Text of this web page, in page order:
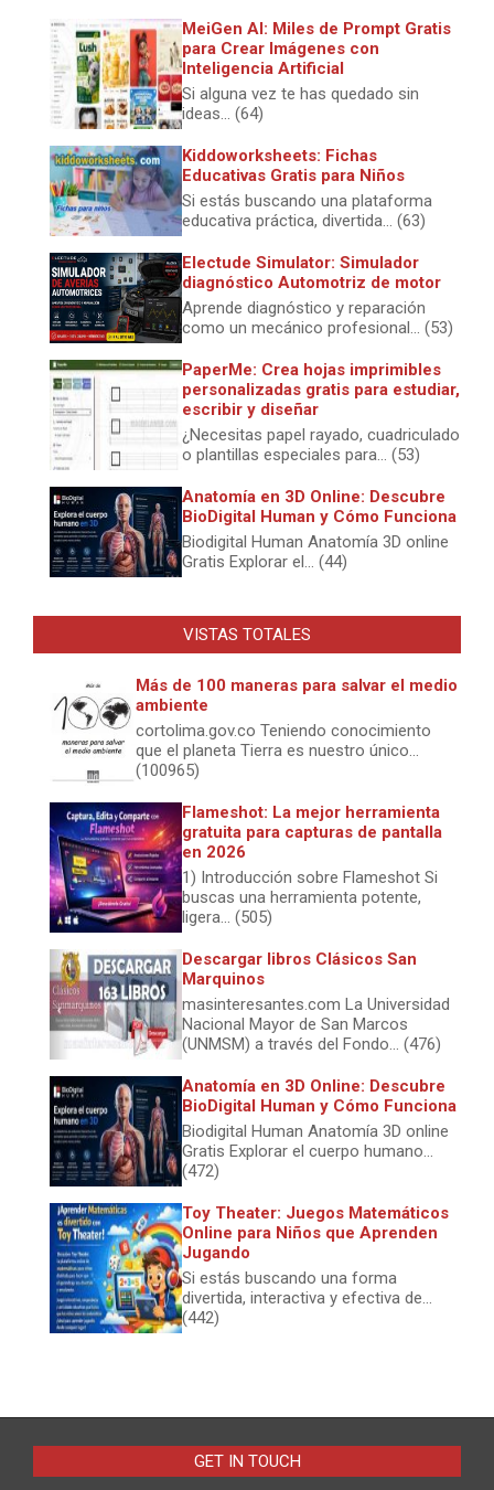
MeiGen AI: Miles de Prompt Gratis
para Crear Imágenes con
Inteligencia Artificial
Si alguna vez te has quedado sin
ideas... (64)
Kiddoworksheets: Fichas
Educativas Gratis para Niños
Si estás buscando una plataforma
educativa práctica, divertida... (63)
Electude Simulator: Simulador
diagnóstico Automotriz de motor
Aprende diagnóstico y reparación
como un mecánico profesional... (53)
PaperMe: Crea hojas imprimibles
personalizadas gratis para estudiar,
escribir y diseñar
¿Necesitas papel rayado, cuadriculado
o plantillas especiales para... (53)
Anatomía en 3D Online: Descubre
BioDigital Human y Cómo Funciona
Biodigital Human Anatomía 3D online
Gratis Explorar el... (44)
VISTAS TOTALES
Más de 100 maneras para salvar el medio
ambiente
cortolima.gov.co Teniendo conocimiento
que el planeta Tierra es nuestro único...
(100965)
Flameshot: La mejor herramienta
gratuita para capturas de pantalla
en 2026
1) Introducción sobre Flameshot Si
buscas una herramienta potente,
ligera... (505)
Descargar libros Clásicos San
Marquinos
masinteresantes.com La Universidad
Nacional Mayor de San Marcos
(UNMSM) a través del Fondo... (476)
Anatomía en 3D Online: Descubre
BioDigital Human y Cómo Funciona
Biodigital Human Anatomía 3D online
Gratis Explorar el cuerpo humano...
(472)
Toy Theater: Juegos Matemáticos
Online para Niños que Aprenden
Jugando
Si estás buscando una forma
divertida, interactiva y efectiva de...
(442)
GET IN TOUCH